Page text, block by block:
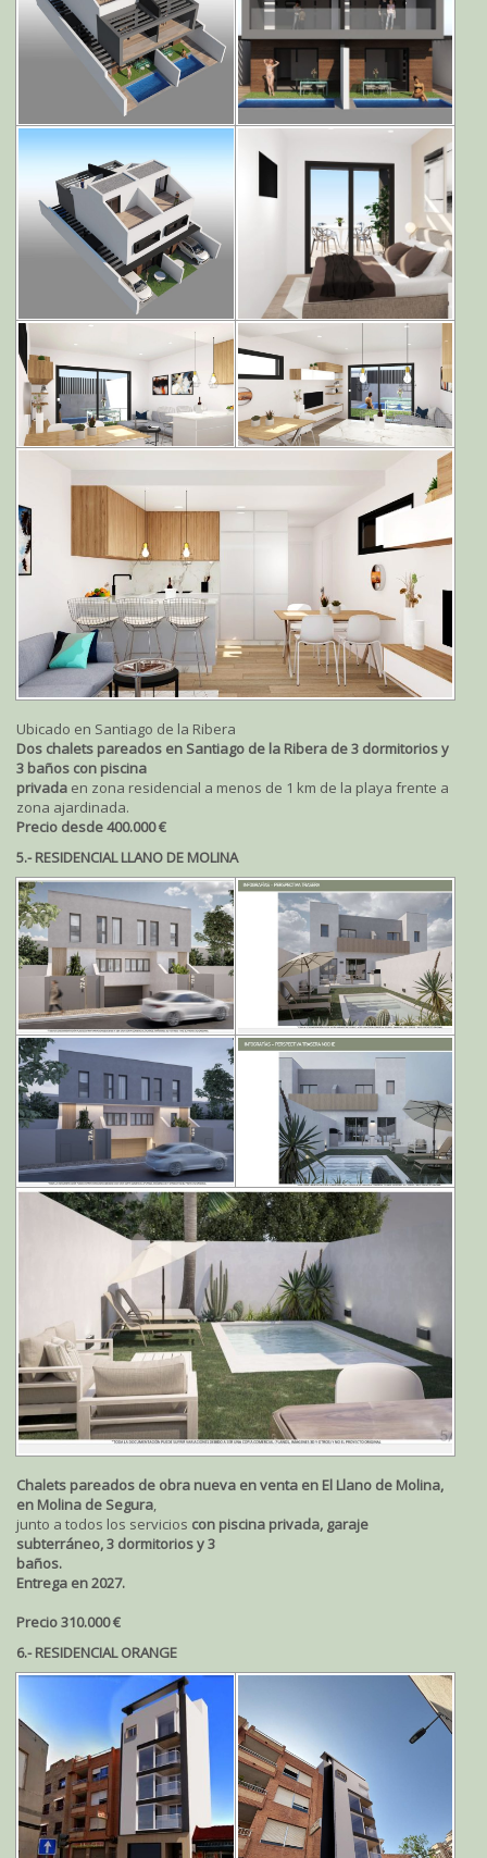
Ubicado en Santiago de la Ribera
Dos chalets pareados en Santiago de la Ribera de 3 dormitorios y
3 baños con piscina
privada en zona residencial a menos de 1 km de la playa frente a
zona ajardinada.
Precio desde 400.000 €
5.- RESIDENCIAL LLANO DE MOLINA
Chalets pareados de obra nueva en venta en El Llano de Molina,
en Molina de Segura,
junto a todos los servicios con piscina privada, garaje
subterráneo, 3 dormitorios y 3
baños.
Entrega en 2027.
Precio 310.000 €
6.- RESIDENCIAL ORANGE